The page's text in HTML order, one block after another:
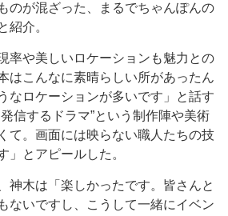
のが混ざった、まるでちゃんぽんの
紹介。
率や美しいロケーションも魅力との
はこんなに素晴らしい所があったん
なロケーションが多いです」と話す
信するドラマ”という制作陣や美術
て。画面には映らない職人たちの技
」とアピールした。
神木は「楽しかったです。皆さんと
ないですし、こうして一緒にイベン